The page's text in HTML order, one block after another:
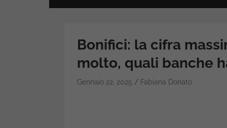
Bonifici: la cifra
molto, quali banche
Gennaio 22, 2025 Fabiana Donato